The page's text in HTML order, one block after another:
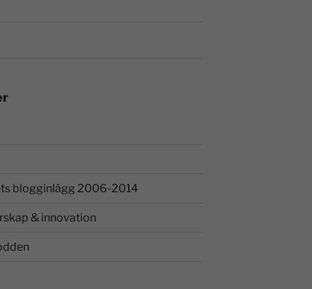
blogginlägg 2006-2014
& innovation